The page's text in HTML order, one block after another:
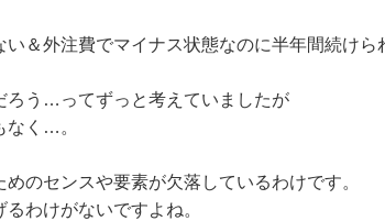
い＆外注費でマイナス状態なのに半年間続け
ろう…ってずっと考えていましたが
なく…。
のセンスや要素が欠落しているわけです。
わけがないですよね。